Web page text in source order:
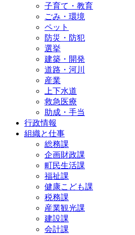
子育て・教育
ごみ・環境
ペット
防災・防犯
選挙
建築・開発
道路・河川
産業
上下水道
救急医療
助成・手当
行政情報
組織と仕事
総務課
企画財政課
町民生活課
福祉課
健康こども課
税務課
産業観光課
建設課
会計課